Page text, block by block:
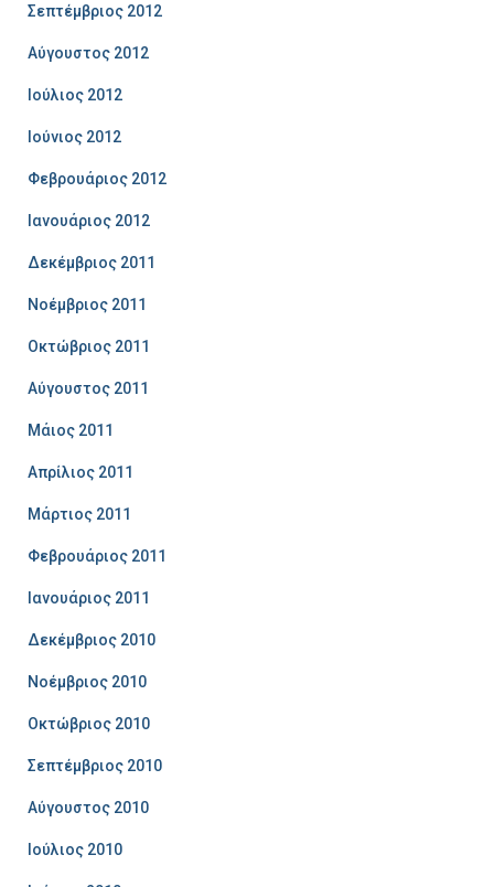
Σεπτέμβριος 2012
Αύγουστος 2012
Ιούλιος 2012
Ιούνιος 2012
Φεβρουάριος 2012
Ιανουάριος 2012
Δεκέμβριος 2011
Νοέμβριος 2011
Οκτώβριος 2011
Αύγουστος 2011
Μάιος 2011
Απρίλιος 2011
Μάρτιος 2011
Φεβρουάριος 2011
Ιανουάριος 2011
Δεκέμβριος 2010
Νοέμβριος 2010
Οκτώβριος 2010
Σεπτέμβριος 2010
Αύγουστος 2010
Ιούλιος 2010